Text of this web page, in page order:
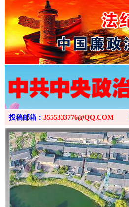
投稿邮箱： 3555333776@QQ.COM